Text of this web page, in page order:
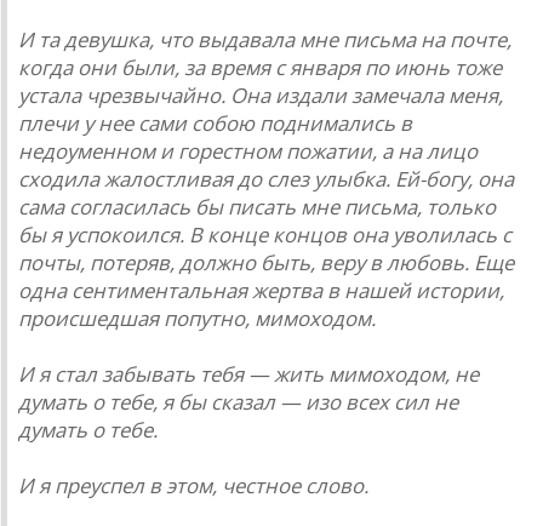
И та девушка, что выдавала мне письма на почте,
когда они были, за время с января по июнь тоже
устала чрезвычайно. Она издали замечала меня,
плечи у нее сами собою поднимались в
недоуменном и горестном пожатии, а на лицо
сходила жалостливая до слез улыбка. Ей-богу, она
сама согласилась бы писать мне письма, только
бы я успокоился. В конце концов она уволилась с
почты, потеряв, должно быть, веру в любовь. Еще
одна сентиментальная жертва в нашей истории,
происшедшая попутно, мимоходом.
И я стал забывать тебя — жить мимоходом, не
думать о тебе, я бы сказал — изо всех сил не
думать о тебе.
И я преуспел в этом, честное слово.